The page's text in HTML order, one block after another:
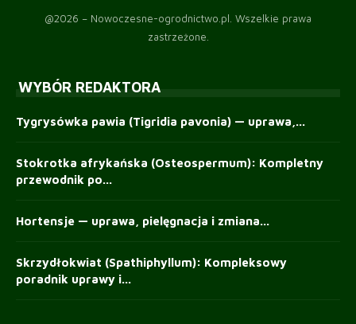
@2026 – Nowoczesne-ogrodnictwo.pl. Wszelkie prawa
zastrzeżone.
WYBÓR REDAKTORA
Tygrysówka pawia (Tigridia pavonia) — uprawa,...
Stokrotka afrykańska (Osteospermum): Kompletny
przewodnik po...
Hortensje — uprawa, pielęgnacja i zmiana...
Skrzydłokwiat (Spathiphyllum): Kompleksowy
poradnik uprawy i...